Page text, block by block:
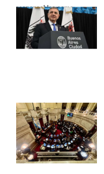
responsables como
"delincuentes anarquistas"